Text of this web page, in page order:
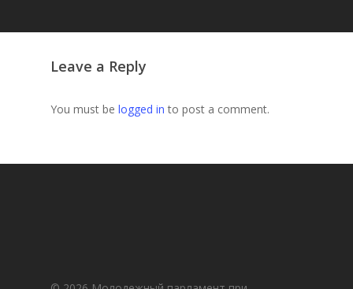
Leave a Reply
You must be logged in to post a comment.